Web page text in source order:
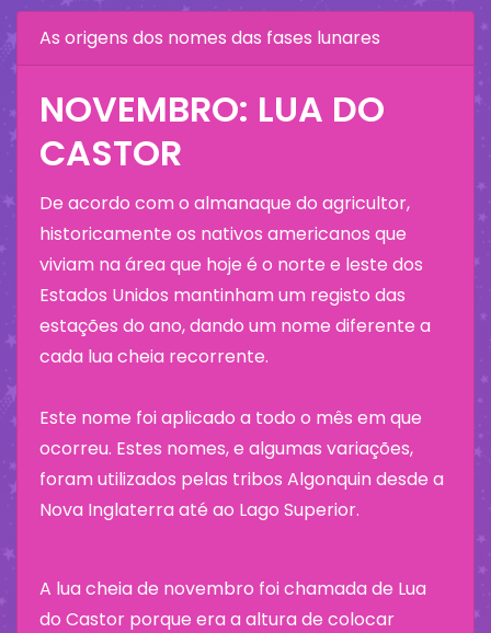
As origens dos nomes das fases lunares
NOVEMBRO: LUA DO
CASTOR
De acordo com o almanaque do agricultor,
historicamente os nativos americanos que
viviam na área que hoje é o norte e leste dos
Estados Unidos mantinham um registo das
estações do ano, dando um nome diferente a
cada lua cheia recorrente.
Este nome foi aplicado a todo o mês em que
ocorreu. Estes nomes, e algumas variações,
foram utilizados pelas tribos Algonquin desde a
Nova Inglaterra até ao Lago Superior.
A lua cheia de novembro foi chamada de Lua
do Castor porque era a altura de colocar